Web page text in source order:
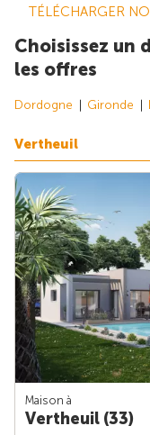
TÉLÉCHARGER
Choisissez un
les offres
Dordogne Gironde
Vertheuil
Maison à
Vertheuil (33)